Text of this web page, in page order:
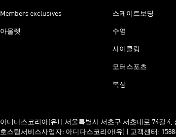
Members exclusives
아울렛
스케이트보딩
수영
사이클링
모터스포츠
복싱
아디다스코리아(유) | 서울특별시 서초구 서초대로 74길
호스팅서비스사업자: 아디다스코리아(유) | 고객센터: